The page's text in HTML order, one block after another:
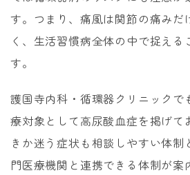
す。つまり、痛風は関節の痛みだ
く、生活習慣病全体の中で捉え
す。
護国寺内科・循環器クリニックで
療対象として高尿酸血症を掲げて
きか迷う症状も相談しやすい体制
門医療機関と連携できる体制が案